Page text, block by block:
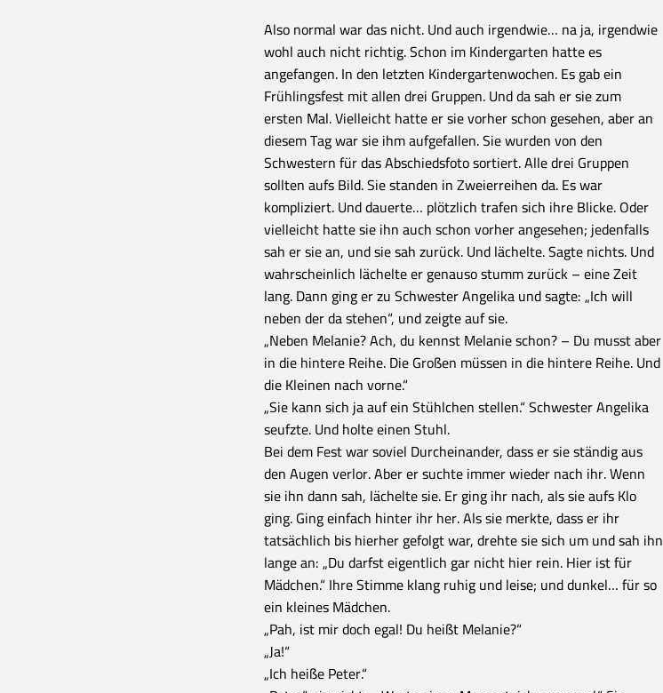
Also normal war das nicht. Und auch irgendwie… na ja, irgendwie
wohl auch nicht richtig. Schon im Kindergarten hatte es
angefangen. In den letzten Kindergartenwochen. Es gab ein
Frühlingsfest mit allen drei Gruppen. Und da sah er sie zum
ersten Mal. Vielleicht hatte er sie vorher schon gesehen, aber an
diesem Tag war sie ihm aufgefallen. Sie wurden von den
Schwestern für das Abschiedsfoto sortiert. Alle drei Gruppen
sollten aufs Bild. Sie standen in Zweierreihen da. Es war
kompliziert. Und dauerte… plötzlich trafen sich ihre Blicke. Oder
vielleicht hatte sie ihn auch schon vorher angesehen; jedenfalls
sah er sie an, und sie sah zurück. Und lächelte. Sagte nichts. Und
wahrscheinlich lächelte er genauso stumm zurück – eine Zeit
lang. Dann ging er zu Schwester Angelika und sagte: „Ich will
neben der da stehen“, und zeigte auf sie.
„Neben Melanie? Ach, du kennst Melanie schon? – Du musst aber
in die hintere Reihe. Die Großen müssen in die hintere Reihe. Und
die Kleinen nach vorne.“
„Sie kann sich ja auf ein Stühlchen stellen.“ Schwester Angelika
seufzte. Und holte einen Stuhl.
Bei dem Fest war soviel Durcheinander, dass er sie ständig aus
den Augen verlor. Aber er suchte immer wieder nach ihr. Wenn
sie ihn dann sah, lächelte sie. Er ging ihr nach, als sie aufs Klo
ging. Ging einfach hinter ihr her. Als sie merkte, dass er ihr
tatsächlich bis hierher gefolgt war, drehte sie sich um und sah ihn
lange an: „Du darfst eigentlich gar nicht hier rein. Hier ist für
Mädchen.“ Ihre Stimme klang ruhig und leise; und dunkel… für so
ein kleines Mädchen.
„Pah, ist mir doch egal! Du heißt Melanie?“
„Ja!“
„Ich heiße Peter.“